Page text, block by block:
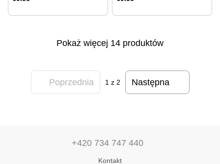
Pokaż więcej 14 produktów
Poprzednia 1z 2 Następna
+420 734 747 440
Kontakt